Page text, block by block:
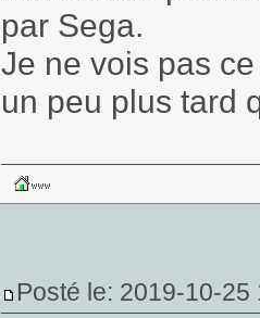
par Sega.
Je ne vois pas
un peu plus tard
Posté le: 2019-10-